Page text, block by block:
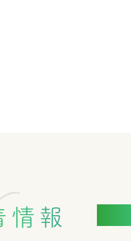
情報